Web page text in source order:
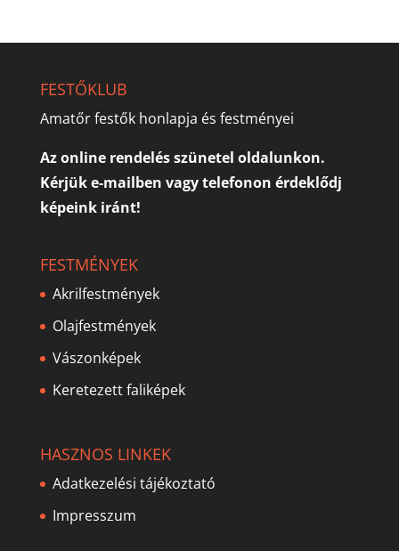
FESTŐKLUB
Amatőr festők honlapja és festményei
Az online rendelés szünetel oldalunkon.
Kérjük e-mailben vagy telefonon érdeklődj
képeink iránt!
FESTMÉNYEK
Akrilfestmények
Olajfestmények
Vászonképek
Keretezett faliképek
HASZNOS LINKEK
Adatkezelési tájékoztató
Impresszum